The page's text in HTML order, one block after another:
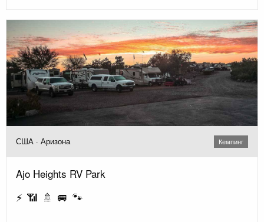
США · Аризона Кемпинг
Ajo Heights RV Park
⚡ 📶 🚿 🚐 🐾